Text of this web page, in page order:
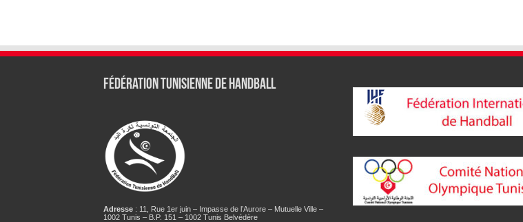
Fédération tunisienne de Handball
Adresse: 11, Rue 1er juin – Impasse de l’Aurore – Mutuelle Ville –
1002 Tunis – B.P. 151 – 1002 Tunis Belvédère